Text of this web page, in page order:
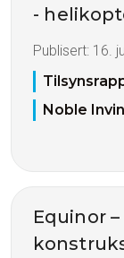
-
Publisert: 16.
Noble
Equinor –